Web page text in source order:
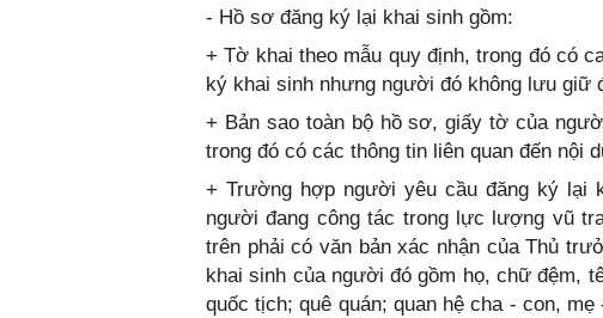
- Hồ sơ đăng ký lại khai sinh gồm:
+ Tờ khai theo mẫu quy định, trong đó có
ký khai sinh nhưng người đó không lưu giữ
+ Bản sao toàn bộ hồ sơ, giấy tờ của
trong đó có các thông tin liên quan đến nội
+ Trường hợp người yêu cầu đăng ký lại
người đang công tác trong lực lượng vũ
trên phải có văn bản xác nhận của Thủ
khai sinh của người đó gồm họ, chữ đệm,
quốc tịch; quê quán; quan hệ cha - con,